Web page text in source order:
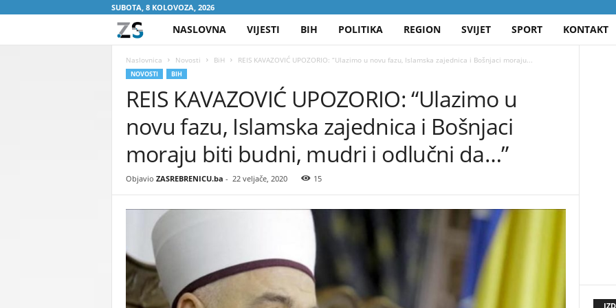
SUBOTA, 8 KOLOVOZA, 2026
A
S
E
B
R
NASLOVNA VIJESTI BIH POLITIKA REGION SVIJET SPORT KONTAKT
Naslovnica Novosti BiH REIS KAVAZOVIĆ UPOZORIO: “Ulazimo u novu fazu, Islamska zajednica i Bošnjaci moraju...
NOVOSTI BIH
REIS KAVAZOVIĆ UPOZORIO: “Ulazimo u
novu fazu, Islamska zajednica i Bošnjaci
moraju biti budni, mudri i odlučni da…”
Objavio ZASREBRENICU.ba - 22 veljače, 2020 15